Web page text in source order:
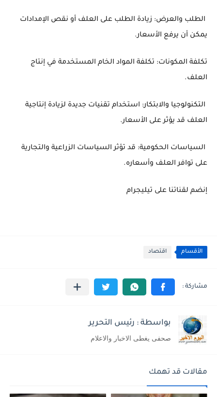
الطلب والعرض: زيادة الطلب على العلف أو نقص الإمدادات
يمكن أن يرفع الأسعار.
تكلفة المكونات: تكلفة المواد الخام المستخدمة في إنتاج
العلف.
التكنولوجيا والابتكار: استخدام تقنيات جديدة لزيادة إنتاجية
العلف قد يؤثر على الأسعار.
السياسات الحكومية: قد تؤثر السياسات الزراعية والتجارية
على توافر العلف وأسعاره.
إنضم لقناتنا على تيليجرام
الأقسام اقتصاد
بواسطة : رئيس التحرير
صحفى يغطى الاخبار والاعلام
مقالات قد تهمك